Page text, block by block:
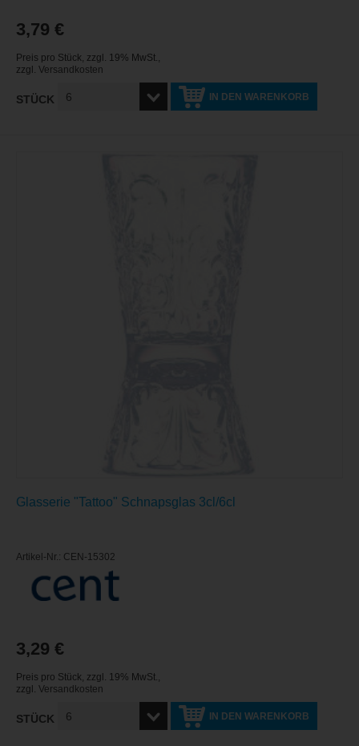
3,79 €
Preis pro Stück, zzgl. 19% MwSt.,
zzgl. Versandkosten
STÜCK IN DEN WARENKORB
Glasserie "Tattoo" Schnapsglas 3cl/6cl
Artikel-Nr.: CEN-15302
3,29 €
Preis pro Stück, zzgl. 19% MwSt.,
zzgl. Versandkosten
STÜCK IN DEN WARENKORB